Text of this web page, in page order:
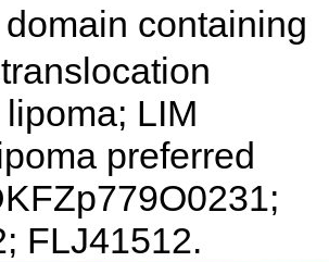
domain containing
LIM
preferred
FLJ41512.